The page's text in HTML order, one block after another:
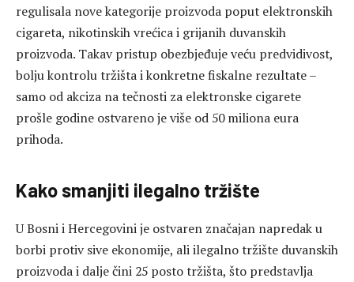
regulisala nove kategorije proizvoda poput elektronskih
cigareta, nikotinskih vrećica i grijanih duvanskih
proizvoda. Takav pristup obezbjeđuje veću predvidivost,
bolju kontrolu tržišta i konkretne fiskalne rezultate –
samo od akciza na tečnosti za elektronske cigarete
prošle godine ostvareno je više od 50 miliona eura
prihoda.
Kako smanjiti ilegalno tržište
U Bosni i Hercegovini je ostvaren značajan napredak u
borbi protiv sive ekonomije, ali ilegalno tržište duvanskih
proizvoda i dalje čini 25 posto tržišta, što predstavlja